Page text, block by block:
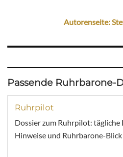
Autorenseite:
Passende Ruhrbarone-
Ruhrpilot
Dossier zum Ruhrpilot: tägliche
Hinweise und Ruhrbarone-